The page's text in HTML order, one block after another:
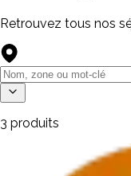
Retrouvez tous nos
3 produits